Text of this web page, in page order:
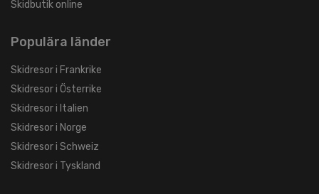
Skidbutik online
Populära länder
Skidresor i Frankrike
Skidresor i Österrike
Skidresor i Italien
Skidresor i Norge
Skidresor i Schweiz
Skidresor i Tyskland